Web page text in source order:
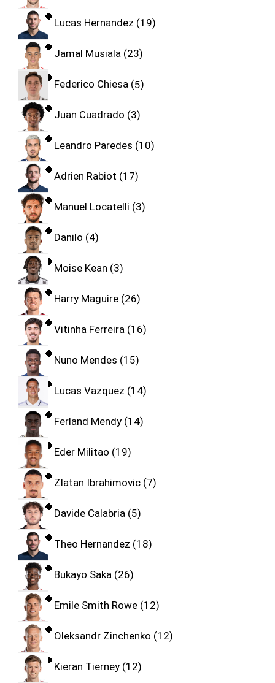
Lucas Hernandez 19
Jamal Musiala 23
Federico Chiesa 5
Juan Cuadrado 3
Leandro Paredes 10
Adrien Rabiot 17
Manuel Locatelli 3
Danilo 4
Moise Kean 3
Harry Maguire 26
Vitinha Ferreira 16
Nuno Mendes 15
Lucas Vazquez 14
Ferland Mendy 14
Eder Militao 19
Zlatan Ibrahimovic 7
Davide Calabria 5
Theo Hernandez 18
Bukayo Saka 26
Emile Smith Rowe 12
Oleksandr Zinchenko 12
Kieran Tierney 12